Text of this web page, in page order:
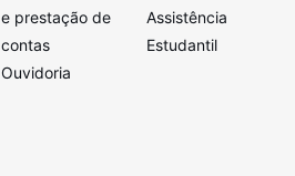
e prestação de
contas
Ouvidoria
Assistência
Estudantil